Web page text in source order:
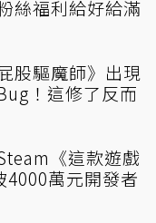
絲福利給好給滿
股驅魔師》出現
！這修了反而
《這款遊戲
4000萬元開發者